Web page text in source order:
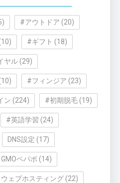
#アウトドア (20)
#ギフト (18)
ヤル(29)
#フィンジア (23)
ン (224) #初期脱毛(19)
#英語学習 (24)
DNS設定 (17)
GMOペパボ (14)
ウェブホスティング(22)